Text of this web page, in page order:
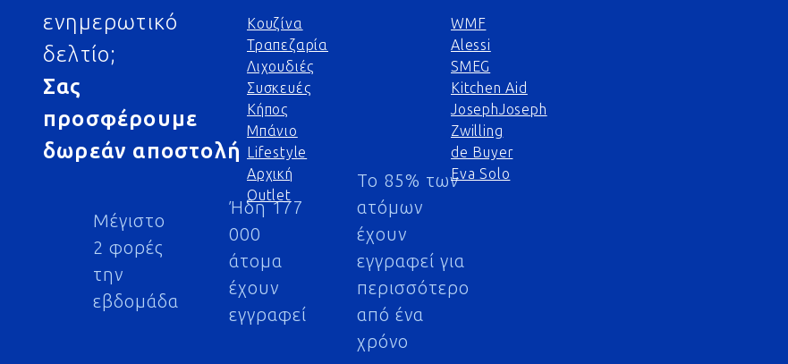
ενημερωτικό
δελτίο;
Σας
προσφέρουμε
δωρεάν αποστολή
Μέγιστο
2 φορές
την
εβδομάδα
Ήδη 177
000
άτομα
έχουν
εγγραφεί
Το 85% των
ατόμων
έχουν
εγγραφεί για
περισσότερο
από ένα
χρόνο
Κουζίνα
Τραπεζαρία
Λιχουδιές
Συσκευές
Κήπος
Μπάνιο
Lifestyle
Αρχική
Outlet
WMF
Alessi
SMEG
Kitchen Aid
JosephJoseph
Zwilling
de Buyer
Eva Solo